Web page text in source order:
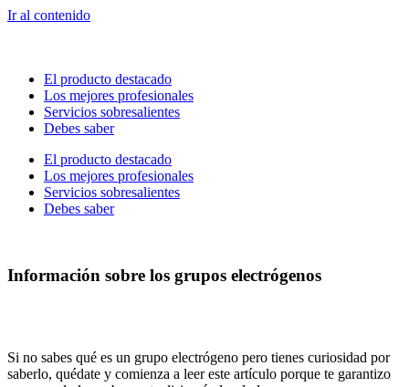
Ir al contenido
El producto destacado
Los mejores profesionales
Servicios sobresalientes
Debes saber
El producto destacado
Los mejores profesionales
Servicios sobresalientes
Debes saber
Información sobre los grupos electrógenos
Si no sabes qué es un grupo electrógeno pero tienes curiosidad por
saberlo, quédate y comienza a leer este artículo porque te garantizo